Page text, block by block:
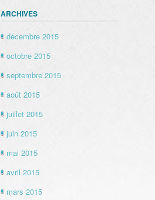
ARCHIVES
décembre 2015
octobre 2015
septembre 2015
août 2015
juillet 2015
juin 2015
mai 2015
avril 2015
mars 2015